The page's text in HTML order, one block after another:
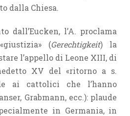
dalla Chiesa.
dall’Eucken, l’A. proclama
(Gerechtigkeit) la
l’appello di Leone XIII, di
XV del «ritorno a s.
ai cattolici che l’hanno
Grabmann, ecc.): plaude
in Germania, in